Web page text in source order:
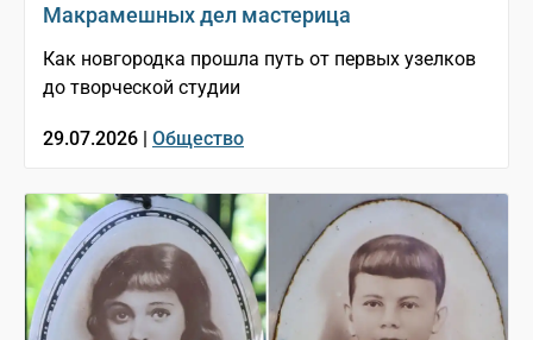
Макрамешных дел мастерица
Как новгородка прошла путь от первых узелков
до творческой студии
29.07.2026 | Общество